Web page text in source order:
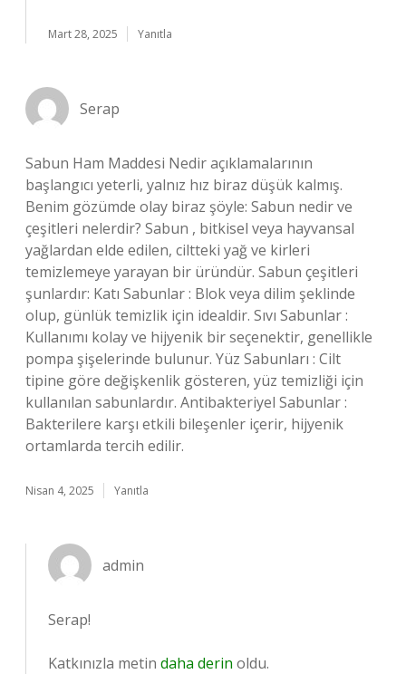
Mart 28, 2025 Yanıtla
Serap
Sabun Ham Maddesi Nedir açıklamalarının
başlangıcı yeterli, yalnız hız biraz düşük kalmış.
Benim gözümde olay biraz şöyle: Sabun nedir ve
çeşitleri nelerdir? Sabun , bitkisel veya hayvansal
yağlardan elde edilen, ciltteki yağ ve kirleri
temizlemeye yarayan bir üründür. Sabun çeşitleri
şunlardır: Katı Sabunlar : Blok veya dilim şeklinde
olup, günlük temizlik için idealdir. Sıvı Sabunlar :
Kullanımı kolay ve hijyenik bir seçenektir, genellikle
pompa şişelerinde bulunur. Yüz Sabunları : Cilt
tipine göre değişkenlik gösteren, yüz temizliği için
kullanılan sabunlardır. Antibakteriyel Sabunlar :
Bakterilere karşı etkili bileşenler içerir, hijyenik
ortamlarda tercih edilir.
Nisan 4, 2025 Yanıtla
admin
Serap!
Katkınızla metin daha derin oldu.